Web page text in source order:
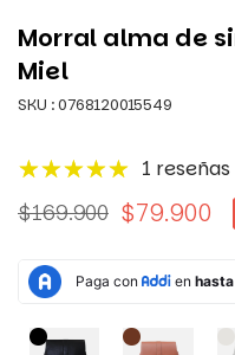
Morral alma de
Miel
SKU :0768120015549
1 reseñas
Precio
$169.900 $79.900